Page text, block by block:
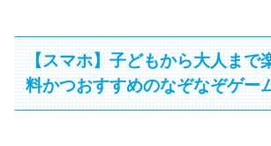
【スマホ】子どもから大人まで
料かつおすすめのなぞなぞゲー